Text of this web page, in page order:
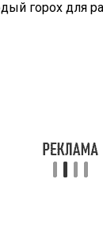
горох для